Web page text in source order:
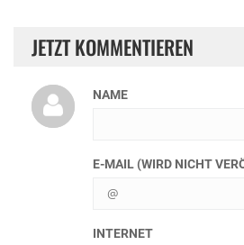
JETZT KOMMENTIEREN
NAME
E-MAIL (WIRD NICHT
INTERNET